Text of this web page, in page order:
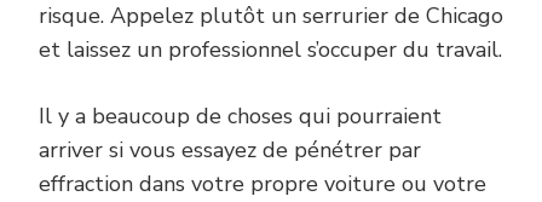
risque. Appelez plutôt un serrurier de Chicago
et laissez un professionnel s’occuper du travail.
Il y a beaucoup de choses qui pourraient
arriver si vous essayez de pénétrer par
effraction dans votre propre voiture ou votre